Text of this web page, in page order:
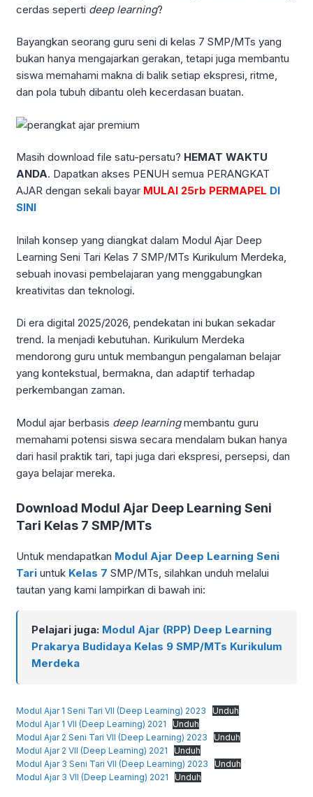
cerdas seperti deep learning?
Bayangkan seorang guru seni di kelas 7 SMP/MTs yang
bukan hanya mengajarkan gerakan, tetapi juga membantu
siswa memahami makna di balik setiap ekspresi, ritme,
dan pola tubuh dibantu oleh kecerdasan buatan.
Masih download file satu-persatu? HEMAT WAKTU
ANDA. Dapatkan akses PENUH semua PERANGKAT
AJAR dengan sekali bayar MULAI 25rb PERMAPEL DI
SINI
Inilah konsep yang diangkat dalam Modul Ajar Deep
Learning Seni Tari Kelas 7 SMP/MTs Kurikulum Merdeka,
sebuah inovasi pembelajaran yang menggabungkan
kreativitas dan teknologi.
Di era digital 2025/2026, pendekatan ini bukan sekadar
trend. Ia menjadi kebutuhan. Kurikulum Merdeka
mendorong guru untuk membangun pengalaman belajar
yang kontekstual, bermakna, dan adaptif terhadap
perkembangan zaman.
Modul ajar berbasis deep learningmembantu guru
memahami potensi siswa secara mendalam bukan hanya
dari hasil praktik tari, tapi juga dari ekspresi, persepsi, dan
gaya belajar mereka.
Download Modul Ajar Deep Learning Seni
Tari Kelas 7 SMP/MTs
Untuk mendapatkan Modul Ajar Deep Learning Seni
Tari untuk Kelas 7 SMP/MTs, silahkan unduh melalui
tautan yang kami lampirkan di bawah ini:
Pelajari juga: Modul Ajar (RPP) Deep Learning
Prakarya Budidaya Kelas 9 SMP/MTs Kurikulum
Merdeka
Modul Ajar 1 Seni Tari VII (Deep Learning) 2023
Unduh
Modul Ajar 1 VII (Deep Learning) 2021
Unduh
Modul Ajar 2 Seni Tari VII (Deep Learning) 2023
Unduh
Modul Ajar 2 VII (Deep Learning) 2021
Unduh
Modul Ajar 3 Seni Tari VII (Deep Learning) 2023
Unduh
Modul Ajar 3 VII (Deep Learning) 2021
Unduh